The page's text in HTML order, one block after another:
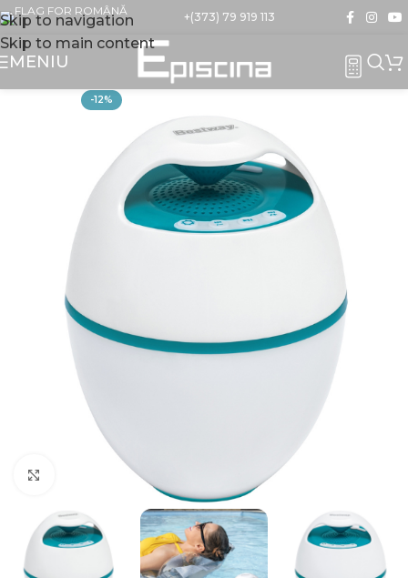
Skip to navigation
Skip to main content
+(373) 79 919 113
MENIU
-12%
Click to enlarge